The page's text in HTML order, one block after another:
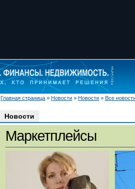
Главная страница » Новости » Новости » Все
Новости
Маркетплейсы